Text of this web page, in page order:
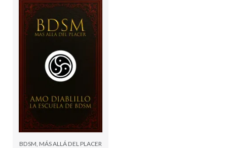
BDSM, MÁS ALLÁ DEL PLACER